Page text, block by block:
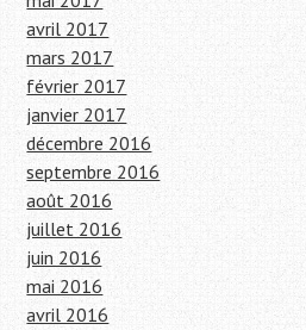
avril 2017
mars 2017
février 2017
janvier 2017
décembre 2016
septembre 2016
août 2016
juillet 2016
juin 2016
mai 2016
avril 2016